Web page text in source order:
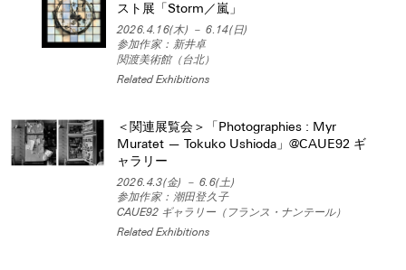
スト展「Storm／嵐」
2026.4.16(木) － 6.14(日)
参加作家：新井卓
関渡美術館（台北）
Related Exhibitions
＜関連展覧会＞「Photographies : Myr
Muratet — Tokuko Ushioda」@CAUE92 ギ
ャラリー
2026.4.3(金) － 6.6(土)
参加作家：潮田登久子
CAUE92 ギャラリー（フランス・ナンテール）
Related Exhibitions